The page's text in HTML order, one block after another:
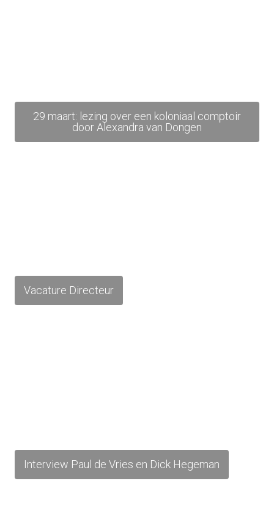
29 maart: lezing over een koloniaal comptoir
door Alexandra van Dongen
Vacature Directeur
Interview Paul de Vries en Dick Hegeman